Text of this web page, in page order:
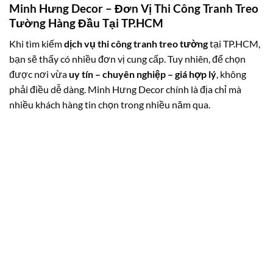
Minh Hưng Decor – Đơn Vị Thi Công Tranh Treo
Tường Hàng Đầu Tại TP.HCM
Khi tìm kiếmdịch vụ thi công tranh treo tườngtại TP.HCM,
bạn sẽ thấy có nhiều đơn vị cung cấp. Tuy nhiên, để chọn
được nơi vừauy tín – chuyên nghiệp – giá hợp lý, không
phải điều dễ dàng. Minh Hưng Decor chính là địa chỉ mà
nhiều khách hàng tin chọn trong nhiều năm qua.